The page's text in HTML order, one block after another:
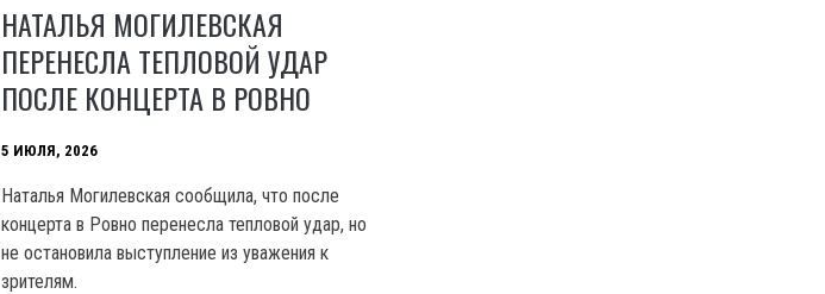
НАТАЛЬЯ МОГИЛЕВСКАЯ
ПЕРЕНЕСЛА ТЕПЛОВОЙ УДАР
ПОСЛЕ КОНЦЕРТА В РОВНО
5 ИЮЛЯ, 2026
Наталья Могилевская сообщила, что после
концерта в Ровно перенесла тепловой удар, но
не остановила выступление из уважения к
зрителям.